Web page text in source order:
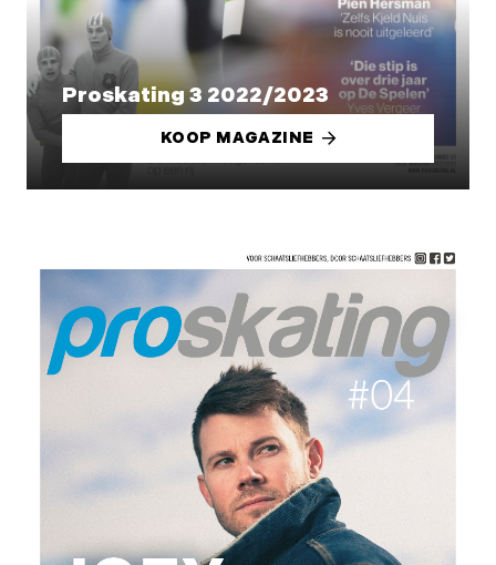
Proskating 3 2022/2023
KOOP MAGAZINE